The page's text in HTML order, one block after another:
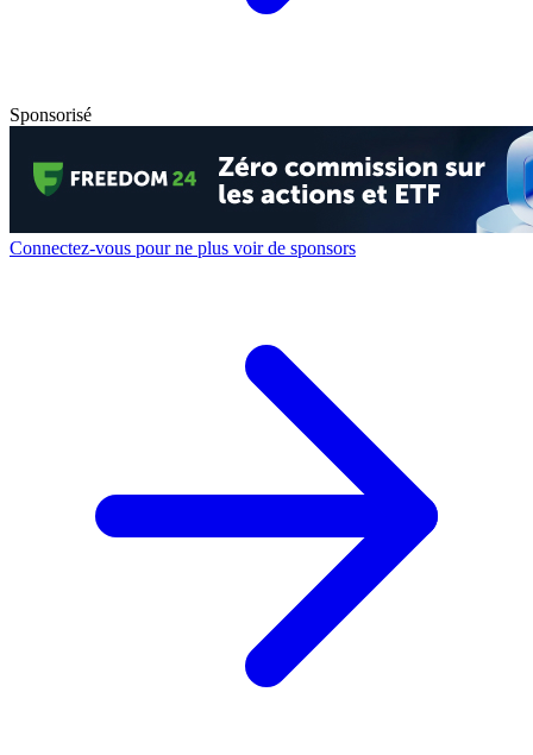
Sponsorisé
Connectez-vous pour ne plus voir de sponsors